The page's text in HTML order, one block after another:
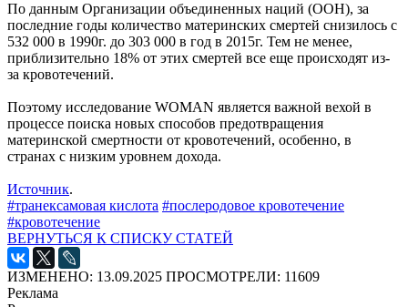
По данным Организации объединенных наций (ООН), за
последние годы количество материнских смертей снизилось с
532 000 в 1990г. до 303 000 в год в 2015г. Тем не менее,
приблизительно 18% от этих смертей все еще происходят из-
за кровотечений.
Поэтому исследование WOMAN является важной вехой в
процессе поиска новых способов предотвращения
материнской смертности от кровотечений, особенно, в
странах с низким уровнем дохода.
Источник.
#транексамовая кислота #послеродовое кровотечение
#кровотечение
ВЕРНУТЬСЯ К СПИСКУ СТАТЕЙ
ИЗМЕНЕНО: 13.09.2025 ПРОСМОТРЕЛИ: 11609
Реклама